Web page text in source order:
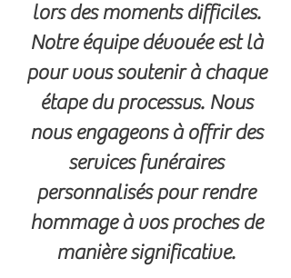
lors des moments difficiles.
Notre équipe dévouée est là
pour vous soutenir à chaque
étape du processus. Nous
nous engageons à offrir des
services funéraires
personnalisés pour rendre
hommage à vos proches de
manière significative.